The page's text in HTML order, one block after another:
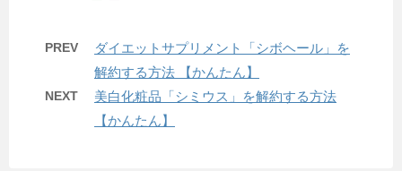
PREV
ダイエットサプリメント「シボヘール」を
解約する方法 【かんたん】
NEXT
美白化粧品「シミウス」を解約する方法
【かんたん】